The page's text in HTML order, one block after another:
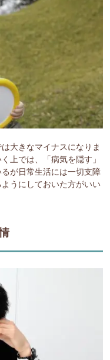
大きなマイナスになりま
上では、「病気を隠す」
が日常生活には一切支障
うにしておいた方がいい